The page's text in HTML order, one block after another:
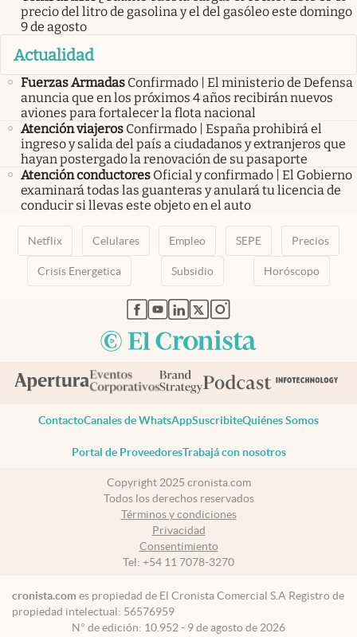
precio del litro de gasolina y el del gasóleo este domingo
9 de agosto
Actualidad
Fuerzas Armadas Confirmado | El ministerio de Defensa
anuncia que en los próximos 4 años recibirán nuevos
aviones para fortalecer la flota nacional
Atención viajeros Confirmado | España prohibirá el
ingreso y salida del país a ciudadanos y extranjeros que
hayan postergado la renovación de su pasaporte
Atención conductores Oficial y confirmado | El Gobierno
examinará todas las guanteras y anulará tu licencia de
conducir si llevas este objeto en el auto
Netflix Celulares Empleo SEPE Precios
Crisis Energetica Subsidio Horóscopo
abre en nueva pestaña
abre en nueva pestaña
abre en nueva pestaña
abre en nueva pestaña
abre en nueva pestaña
ContactoCanales de WhatsAppSuscribiteQuiénes Somos
Portal de ProveedoresTrabajá con nosotros
Copyright 2025 cronista.com
Todos los derechos reservados
Términos y condiciones
Privacidad
Consentimiento
Tel: +54 11 7078-3270
cronista.com es propiedad de El Cronista Comercial S.A Registro de
propiedad intelectual: 56576959
N° de edición: 10.952 - 9 de agosto de 2026